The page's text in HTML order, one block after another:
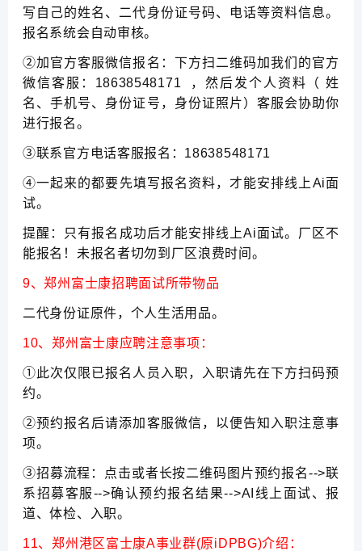
写自己的姓名、二代身份证号码、电话等资料信息。
报名系统会自动审核。
②加官方客服微信报名：下方扫二维码加我们的官方
微信客服：18638548171 ，然后发个人资料（ 姓
名、手机号、身份证号，身份证照片）客服会协助你
进行报名。
③联系官方电话客服报名：18638548171
④一起来的都要先填写报名资料，才能安排线上Ai面
试。
提醒：只有报名成功后才能安排线上Ai面试。厂区不
能报名！未报名者切勿到厂区浪费时间。
9、郑州富士康招聘面试所带物品
二代身份证原件，个人生活用品。
10、郑州富士康应聘注意事项：
①此次仅限已报名人员入职，入职请先在下方扫码预
约。
②预约报名后请添加客服微信，以便告知入职注意事
项。
③招募流程：点击或者长按二维码图片预约报名-->联
系招募客服-->确认预约报名结果-->AI线上面试、报
道、体检、入职。
11、郑州港区富士康A事业群(原iDPBG)介绍：